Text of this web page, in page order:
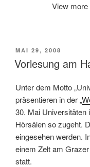
View more
VERÖFFENTLICHT
AM
MAI 29, 2008
Vorlesung am
Unter dem Motto
präsentieren in der „
30. Mai Universitäten
Hörsälen so zugeht.
eingesehen werden.
einem Zelt am
statt.